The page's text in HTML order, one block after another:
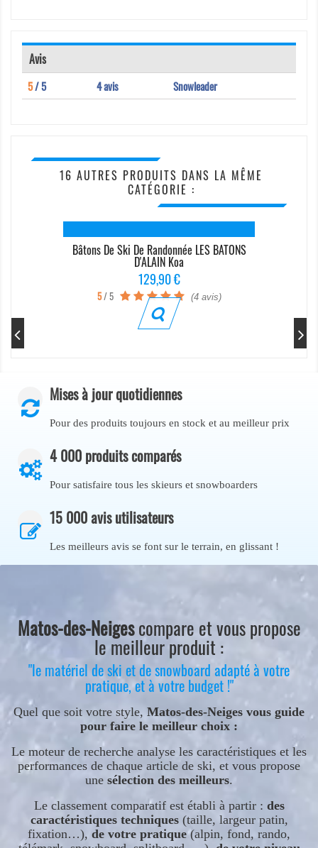
Avis
5/ 5 4 avis Snowleader
16 AUTRES PRODUITS DANS LA MÊME
CATÉGORIE :
Bâtons De Ski De Randonnée LES BATONS
D'ALAIN Koa
Prix
129,90 €
5/ 5 (4 avis)
Mises à jour quotidiennes
Pour des produits toujours en stock et au meilleur prix
4 000 produits comparés
Pour satisfaire tous les skieurs et snowboarders
15 000 avis utilisateurs
Les meilleurs avis se font sur le terrain, en glissant !
Matos-des-Neigescompare et vous propose
le meilleur produit :
"le matériel de ski et de snowboard adapté à votre
pratique, et à votre budget !"
Quel que soit votre style, Matos-des-Neiges vous guide
pour faire le meilleur choix :
Le moteur de recherche analyse les caractéristiques et les
performances de chaque article de ski, et vous propose
une sélection des meilleurs.
Le classement comparatif est établi à partir : des
caractéristiques techniques(taille, largeur patin,
fixation…), de votre pratique(alpin, fond, rando,